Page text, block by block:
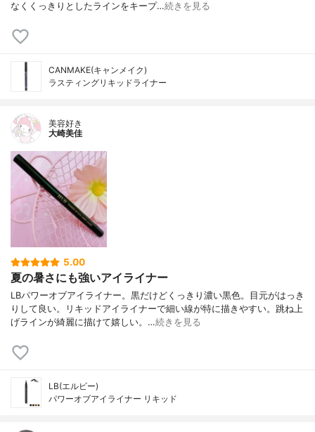
なくくっきりとしたラインをキープ…続きを見る
CANMAKE(キャンメイク)
ラスティングリキッドライナー
美容好き
大崎美佳
5.00
夏の暑さにも強いアイライナー
LBパワーオブアイライナー。黒だけどくっきり濃い黒色。目元がはっき
りして良い。リキッドアイライナーで細い線が特に描きやすい。跳ね上
げラインが綺麗に描けて嬉しい。…続きを見る
LB(エルビー)
パワーオブアイライナー リキッド